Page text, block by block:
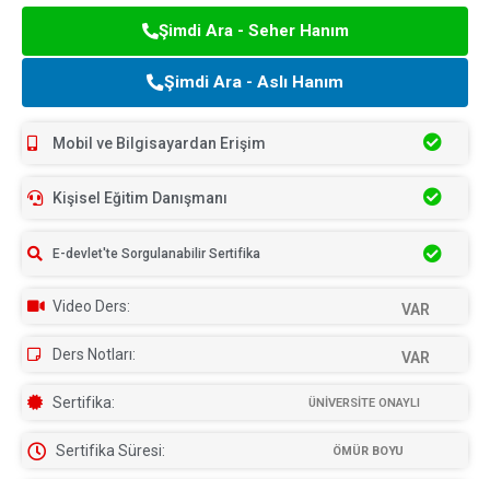
Şimdi Ara - Seher Hanım
Şimdi Ara - Aslı Hanım
Mobil ve Bilgisayardan Erişim
Kişisel Eğitim Danışmanı
E-devlet'te Sorgulanabilir Sertifika
Video Ders: VAR
Ders Notları: VAR
Sertifika: ÜNİVERSİTE ONAYLI
Sertifika Süresi: ÖMÜR BOYU